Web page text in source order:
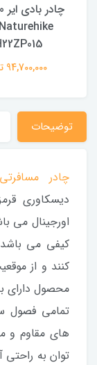
94,700,000 تومان
توضیحات
چادر مسافرتی
دیسکاوری
اورجینال می
کیفی می باشد
کنند و از
محصول دارای
تمامی فصول
های مقاوم و
توان به